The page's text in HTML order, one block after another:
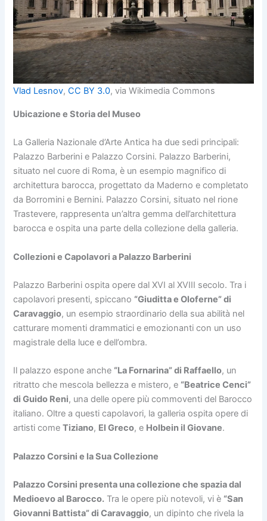
Vlad Lesnov,CC BY 3.0, via Wikimedia Commons
Ubicazione e Storia del Museo
La Galleria Nazionale d’Arte Antica ha due sedi principali:
Palazzo Barberini e Palazzo Corsini. Palazzo Barberini,
situato nel cuore di Roma, è un esempio magnifico di
architettura barocca, progettato da Maderno e completato
da Borromini e Bernini. Palazzo Corsini, situato nel rione
Trastevere, rappresenta un’altra gemma dell’architettura
barocca e ospita una parte della collezione della galleria.
Collezioni e Capolavori a Palazzo Barberini
Palazzo Barberini ospita opere dal XVI al XVIII secolo. Tra i
capolavori presenti, spiccano “Giuditta e Oloferne” di
Caravaggio, un esempio straordinario della sua abilità nel
catturare momenti drammatici e emozionanti con un uso
magistrale della luce e dell’ombra.
Il palazzo espone anche “La Fornarina” di Raffaello, un
ritratto che mescola bellezza e mistero, e “Beatrice Cenci”
di Guido Reni, una delle opere più commoventi del Barocco
italiano. Oltre a questi capolavori, la galleria ospita opere di
artisti comeTiziano, El Greco, e Holbein il Giovane.
Palazzo Corsini e la Sua Collezione
Palazzo Corsini presenta una collezione che spazia dal
Medioevo al Barocco. Tra le opere più notevoli, vi è “San
Giovanni Battista” di Caravaggio, un dipinto che rivela la